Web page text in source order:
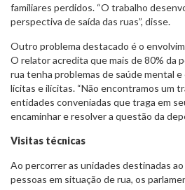
familiares perdidos. “O trabalho
perspectiva de saída das ruas”, disse.
Outro problema destacado é o
O relator acredita que mais de 80% da
rua tenha problemas de saúde mental
lícitas e ilícitas. “Não encontramos um
entidades conveniadas que traga em
encaminhar e resolver a questão da
Visitas técnicas
Ao percorrer as unidades destinadas
pessoas em situação de rua, os